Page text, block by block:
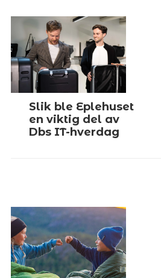
Slik ble Eplehuset
en viktig del av
Dbs IT-hverdag